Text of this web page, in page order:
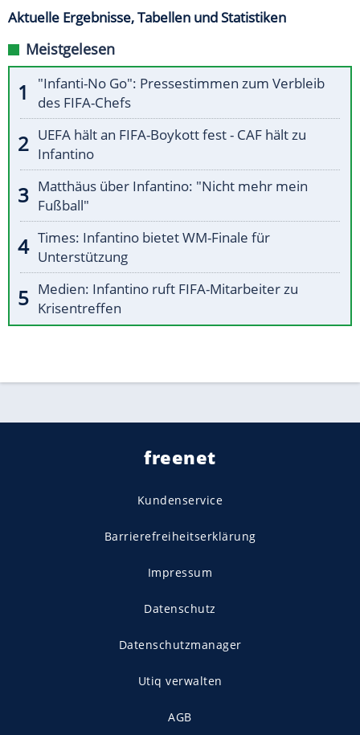
Aktuelle Ergebnisse, Tabellen und Statistiken
Meistgelesen
"Infanti-No Go": Pressestimmen zum Verbleib
des FIFA-Chefs
UEFA hält an FIFA-Boykott fest - CAF hält zu
Infantino
Matthäus über Infantino: "Nicht mehr mein
Fußball"
Times: Infantino bietet WM-Finale für
Unterstützung
Medien: Infantino ruft FIFA-Mitarbeiter zu
Krisentreffen
freenet
Kundenservice
Barrierefreiheitserklärung
Impressum
Datenschutz
Datenschutzmanager
Utiq verwalten
AGB